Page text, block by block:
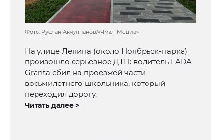
Фото: Руслан Акчулпанов/«Ямал-Медиа»
На улице Ленина (около Ноябрьск-парка)
произошло серьёзное ДТП: водитель LADA
Granta сбил на проезжей части
восьмилетнего школьника, который
переходил дорогу.
Читать далее >